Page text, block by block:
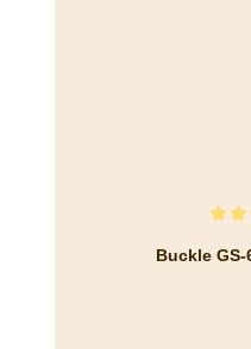
Buckle